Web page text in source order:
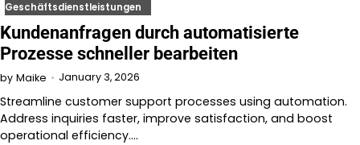
Geschäftsdienstleistungen
Kundenanfragen durch automatisierte
Prozesse schneller bearbeiten
by Maike January 3, 2026
Streamline customer support processes using automation.
Address inquiries faster, improve satisfaction, and boost
operational efficiency.…